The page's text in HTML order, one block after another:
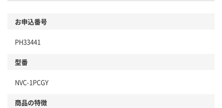
お申込番号
PH33441
型番
NVC-1PCGY
商品の特徴